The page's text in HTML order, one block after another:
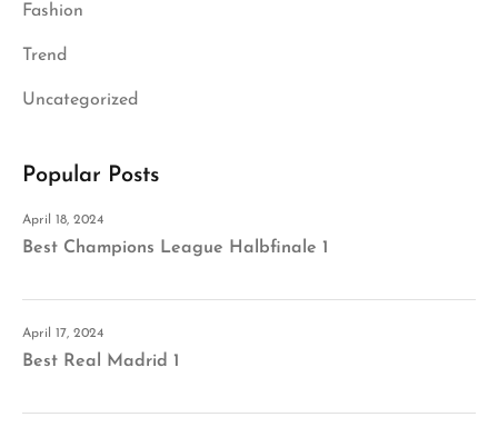
Fashion
Trend
Uncategorized
Popular Posts
April 18, 2024
Best Champions League Halbfinale 1
April 17, 2024
Best Real Madrid 1